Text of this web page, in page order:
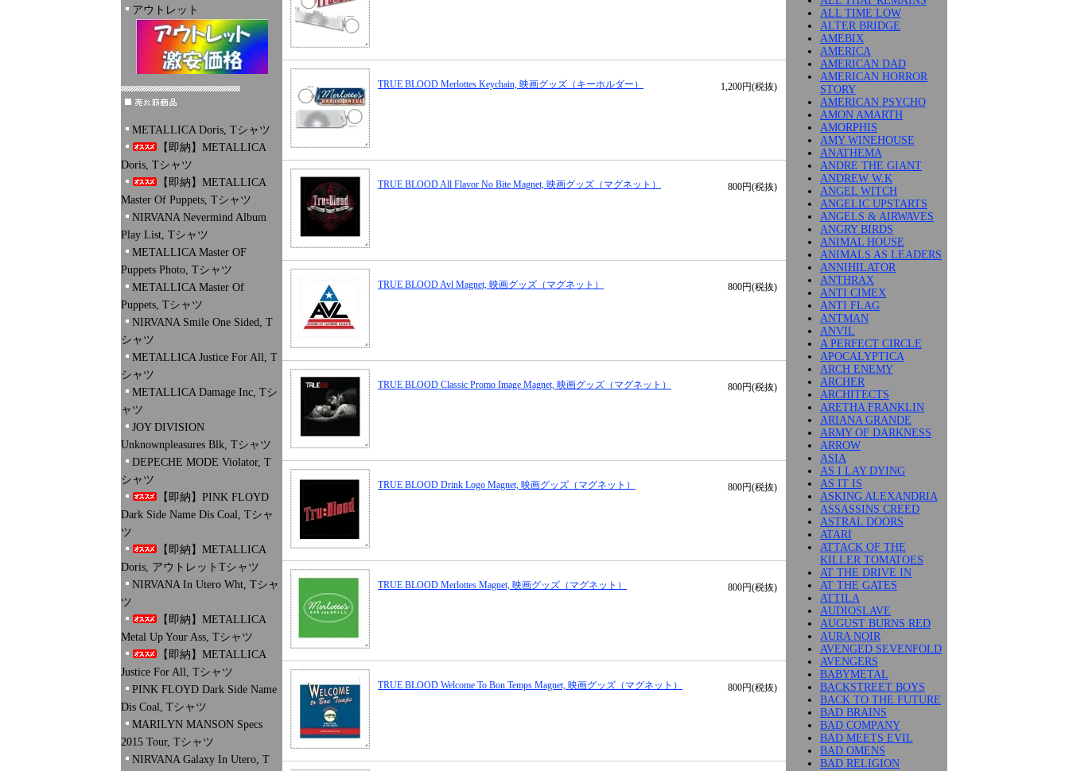
アウトレット
METALLICA Doris, Tシャツ
【即納】METALLICA
Doris, Tシャツ
【即納】METALLICA
Master Of Puppets, Tシャツ
NIRVANA Nevermind Album
Play List, Tシャツ
METALLICA Master OF
Puppets Photo, Tシャツ
METALLICA Master Of
Puppets, Tシャツ
NIRVANA Smile One Sided, T
シャツ
METALLICA Justice For All, T
シャツ
METALLICA Damage Inc, Tシ
ャツ
JOY DIVISION
Unknownpleasures Blk, Tシャツ
DEPECHE MODE Violator, T
シャツ
【即納】PINK FLOYD
Dark Side Name Dis Coal, Tシャ
ツ
【即納】METALLICA
Doris, アウトレットTシャツ
NIRVANA In Utero Wht, Tシャ
ツ
【即納】METALLICA
Metal Up Your Ass, Tシャツ
【即納】METALLICA
Justice For All, Tシャツ
PINK FLOYD Dark Side Name
Dis Coal, Tシャツ
MARILYN MANSON Specs
2015 Tour, Tシャツ
NIRVANA Galaxy In Utero, T
TRUE BLOOD Merlottes Keychain, 映画グッズ（キーホルダー） 1,200円(税抜)
TRUE BLOOD All Flavor No Bite Magnet, 映画グッズ（マグネット） 800円(税抜)
TRUE BLOOD Avl Magnet, 映画グッズ（マグネット） 800円(税抜)
TRUE BLOOD Classic Promo Image Magnet, 映画グッズ（マグネット） 800円(税抜)
TRUE BLOOD Drink Logo Magnet, 映画グッズ（マグネット） 800円(税抜)
TRUE BLOOD Merlottes Magnet, 映画グッズ（マグネット） 800円(税抜)
TRUE BLOOD Welcome To Bon Temps Magnet, 映画グッズ（マグネット） 800円(税抜)
ALL TIME LOW
ALTER BRIDGE
AMEBIX
AMERICA
AMERICAN DAD
AMERICAN HORROR
STORY
AMERICAN PSYCHO
AMON AMARTH
AMORPHIS
AMY WINEHOUSE
ANATHEMA
ANDRE THE GIANT
ANDREW W.K
ANGEL WITCH
ANGELIC UPSTARTS
ANGELS & AIRWAVES
ANGRY BIRDS
ANIMAL HOUSE
ANIMALS AS LEADERS
ANNIHILATOR
ANTHRAX
ANTI CIMEX
ANTI FLAG
ANTMAN
ANVIL
A PERFECT CIRCLE
APOCALYPTICA
ARCH ENEMY
ARCHER
ARCHITECTS
ARETHA FRANKLIN
ARIANA GRANDE
ARMY OF DARKNESS
ARROW
ASIA
AS I LAY DYING
AS IT IS
ASKING ALEXANDRIA
ASSASSINS CREED
ASTRAL DOORS
ATARI
ATTACK OF THE
KILLER TOMATOES
AT THE DRIVE IN
AT THE GATES
ATTILA
AUDIOSLAVE
AUGUST BURNS RED
AURA NOIR
AVENGED SEVENFOLD
AVENGERS
BABYMETAL
BACKSTREET BOYS
BACK TO THE FUTURE
BAD BRAINS
BAD COMPANY
BAD MEETS EVIL
BAD OMENS
BAD RELIGION